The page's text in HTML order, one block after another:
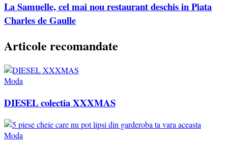
La Samuelle, cel mai nou restaurant deschis in Piata
Charles de Gaulle
Articole recomandate
Moda
DIESEL colectia XXXMAS
Moda